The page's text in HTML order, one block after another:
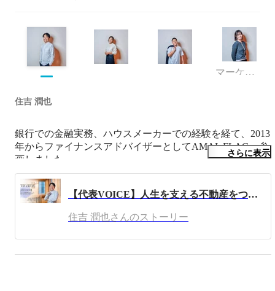
マーケティング
住吉 潤也
銀行での金融実務、ハウスメーカーでの経験を経て、2013
年からファイナンスアドバイザーとしてAMAL FLAGへ参
画しました。
2017年から代表取締役として、2023年に株式を取得し、オ
ーナー社長となります。
------------
る。」を大切にしています。
さらに表示
【代表VOICE】人生を支える不動産をつくる。AMAL FLAG創業の背景とは
住吉 潤也さんのストーリー